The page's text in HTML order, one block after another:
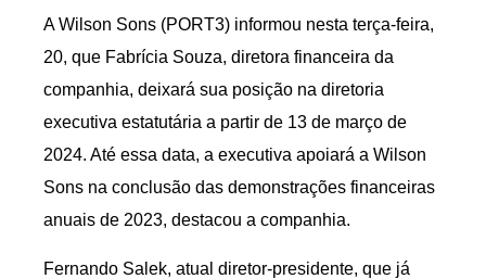
A Wilson Sons (PORT3) informou nesta terça-feira,
20, que Fabrícia Souza, diretora financeira da
companhia, deixará sua posição na diretoria
executiva estatutária a partir de 13 de março de
2024. Até essa data, a executiva apoiará a Wilson
Sons na conclusão das demonstrações financeiras
anuais de 2023, destacou a companhia.
Fernando Salek, atual diretor-presidente, que já